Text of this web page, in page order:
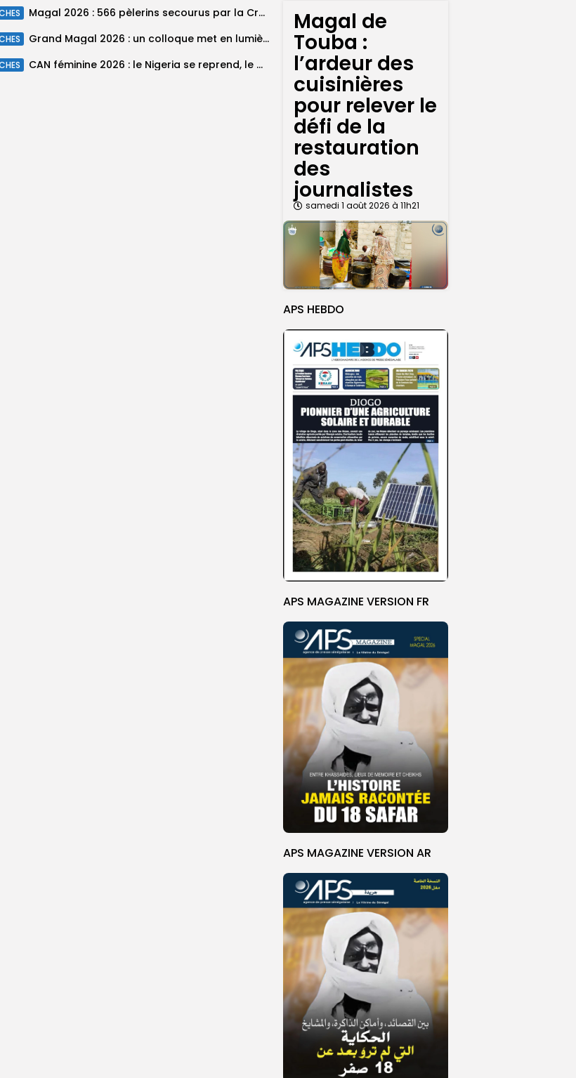
Magal de
Touba :
l’ardeur des
cuisinières
pour relever le
défi de la
restauration
des
journalistes
samedi 1 août 2026 à 11h21
APS HEBDO
APS MAGAZINE VERSION FR
APS MAGAZINE VERSION AR
Magal 2026 : 566 pèlerins secourus par la Croix-Rouge sénégalaise
Grand Magal 2026 : un colloque met en lumière la portée universelle...
‎CAN féminine 2026 : le Nigeria se reprend, le Malawi surprend encore...